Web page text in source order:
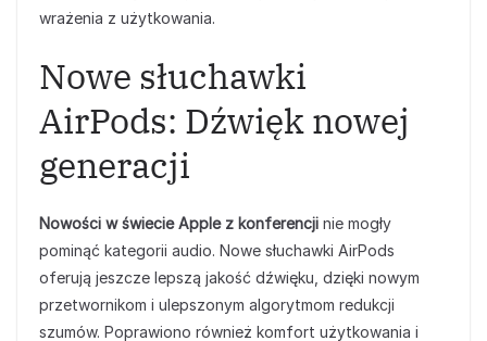
wrażenia z użytkowania.
Nowe słuchawki
AirPods: Dźwięk nowej
generacji
Nowości w świecie Apple z konferencji nie mogły
pominąć kategorii audio. Nowe słuchawki AirPods
oferują jeszcze lepszą jakość dźwięku, dzięki nowym
przetwornikom i ulepszonym algorytmom redukcji
szumów. Poprawiono również komfort użytkowania i